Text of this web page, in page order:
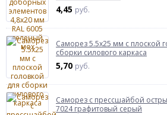
4,45 руб.
Саморез 5.5x25 мм с плоской
сборки силового каркаса
5,70 руб.
Саморез с прессшайбой
7024 графитовый серый